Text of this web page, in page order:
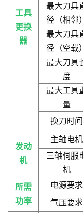
工具
更换
器
最大刀具
径（相邻）
最大刀具
径（空载）
最大刀具
度
最大工具
量
换刀时间
发动
机
主轴电机
三轴伺服
机
所需
功率
电源要求
气压要求